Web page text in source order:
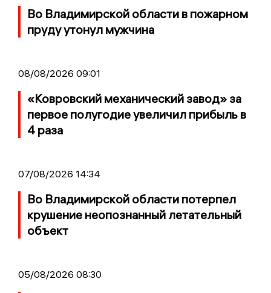
Во Владимирской области в пожарном
пруду утонул мужчина
08/08/2026 09:01
«Ковровский механический завод» за
первое полугодие увеличил прибыль в
4 раза
07/08/2026 14:34
Во Владимирской области потерпел
крушение неопознанный летательный
объект
05/08/2026 08:30